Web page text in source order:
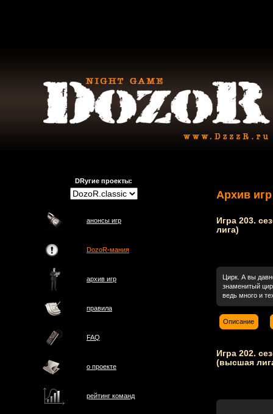
DRугие проекты:
анонсы игр
DozoR-мания
архив игр
правила
FAQ
о проектe
рейтинг команд
Архив игр
Игра 203.
лига)
Цирк. А вы
знаменитый
ведь много и
Описание
Игра 202.
(высшая